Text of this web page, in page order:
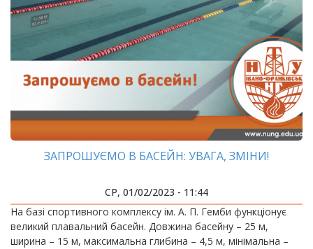
ЗАПРОШУЄМО В БАСЕЙН: УВАГА, ЗМІНИ!
СР, 01/02/2023 - 11:44
На базі спортивного комплексу ім. А. П. Гемби функціонує
великий плавальний басейн. Довжина басейну – 25 м,
ширина – 15 м, максимальна глибина – 4,5 м, мінімальна –